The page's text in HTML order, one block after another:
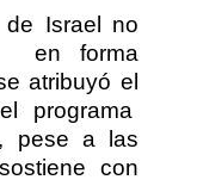
de Israel no
en forma
atribuyó el
el programa
pese a las
sostiene con